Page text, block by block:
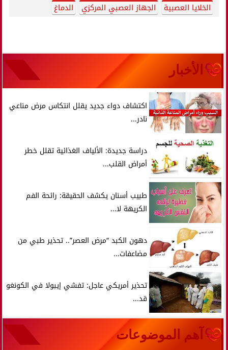
الخلايا العصبية
الجهاز العصبي المركزي الدماغ
الأخبار
اكتشاف دواء جديد يقلل انتكاس مرض مناعي
نادر...
دراسة جديدة: الألياف الغذائية تقلل خطر
أمراض القلب...
طبيب أسنان يكشف الحقيقة: رائحة الفم
الكريهة لا...
دهون الكبد “مرض العصر”.. تحذير طبي من
مضاعفات...
تحذير أمريكي عاجل: تفشي إيبولا في الكونغو
قد...
آهم الموضوعات